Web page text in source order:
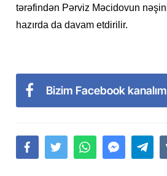
tərəfindən Pərviz Məcidovun
hazırda da davam etdirilir.
Bizim Facebook